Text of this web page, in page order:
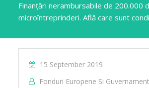
Finanțări nerambursabile de 200.000
microîntreprinderi. Află care sunt
15 September 2019
Fonduri Europene Si